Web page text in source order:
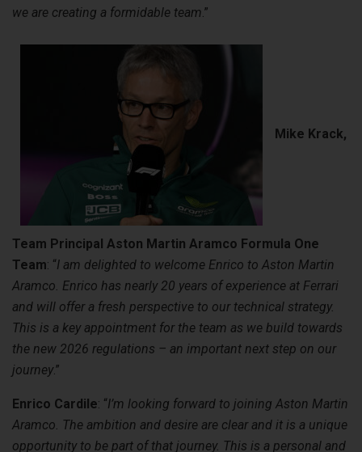
we are creating a formidable team .”
Mike Krack,
Team Principal Aston Martin Aramco Formula One
Team: “I am delighted to welcome Enrico to Aston Martin
Aramco. Enrico has nearly 20 years of experience at Ferrari
and will offer a fresh perspective to our technical strategy.
This is a key appointment for the team as we build towards
the new 2026 regulations – an important next step on our
journey.”
Enrico Cardile: “I’m looking forward to joining Aston Martin
Aramco. The ambition and desire are clear and it is a unique
opportunity to be part of that journey. This is a personal and